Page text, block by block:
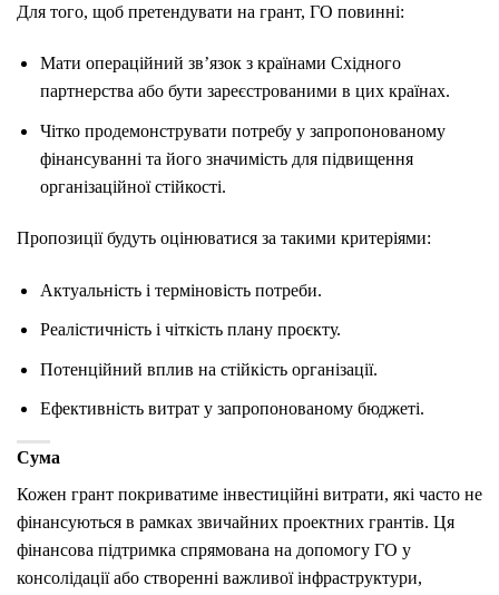
Для того, щоб претендувати на грант, ГО повинні:
Мати операційний зв’язок з країнами Східного
партнерства або бути зареєстрованими в цих країнах.
Чітко продемонструвати потребу у запропонованому
фінансуванні та його значимість для підвищення
організаційної стійкості.
Пропозиції будуть оцінюватися за такими критеріями:
Актуальність і терміновість потреби.
Реалістичність і чіткість плану проєкту.
Потенційний вплив на стійкість організації.
Ефективність витрат у запропонованому бюджеті.
Сума
Кожен грант покриватиме інвестиційні витрати, які часто не
фінансуються в рамках звичайних проектних грантів. Ця
фінансова підтримка спрямована на допомогу ГО у
консолідації або створенні важливої інфраструктури,